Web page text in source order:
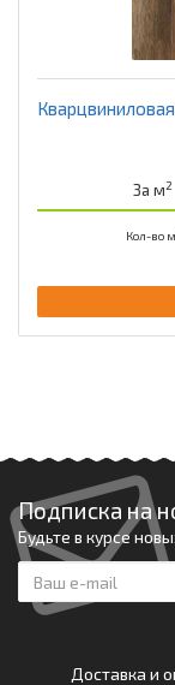
За м2
Кол-во м
Подписка на
Будьте в курсе
Доставка и